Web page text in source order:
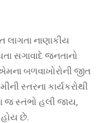
લાગતા નાણાકીય
સગાવાદે જનતાનો
બળવાખોરોની જીત
સ્તરના કાર્યકરોથી
જ સ્તંભો હલી જાય,
હોય છે.